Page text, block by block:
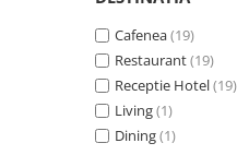
Cafenea(19)
Restaurant(19)
Receptie Hotel(19)
Living(1)
Dining(1)